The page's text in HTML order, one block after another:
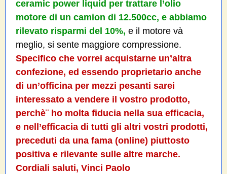
ceramic power liquid per trattare l’olio
motore di un camion di 12.500cc, e abbiamo
rilevato risparmi del 10%, e il motore và
meglio, si sente maggiore compressione.
Specifico che vorrei acquistarne un’altra
confezione, ed essendo proprietario anche
di un’officina per mezzi pesanti sarei
interessato a vendere il vostro prodotto,
perchè¨ ho molta fiducia nella sua efficacia,
e nell’efficacia di tutti gli altri vostri prodotti,
preceduti da una fama (online) piuttosto
positiva e rilevante sulle altre marche.
Cordiali saluti, Vinci Paolo